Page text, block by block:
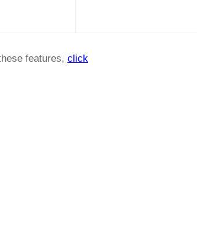
features, click